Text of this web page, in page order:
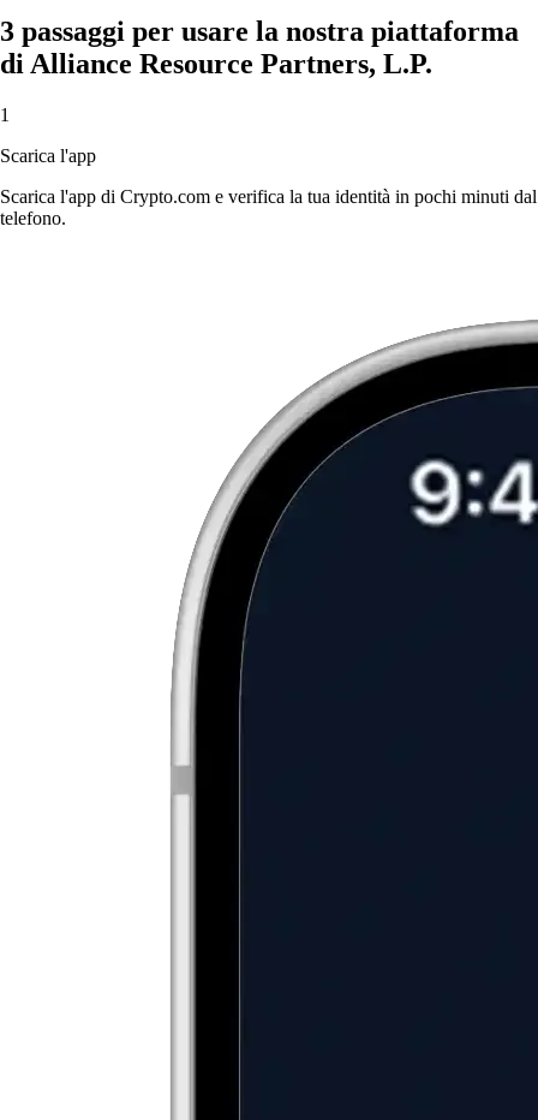
3 passaggi per usare la nostra piattaforma
di Alliance Resource Partners, L.P.
1
Scarica l'app
Scarica l'app di Crypto.com e verifica la tua identità in pochi minuti dal
telefono.